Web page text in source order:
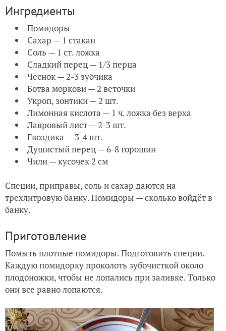
Ингредиенты
Помидоры
Сахар — 1 стакан
Соль — 1 ст. ложка
Сладкий перец — 1/3 перца
Чеснок — 2-3 зубчика
Ботва моркови — 2 веточки
Укроп, зонтики — 2 шт.
Лимонная кислота — 1 ч. ложка без верха
Лавровый лист — 2-3 шт.
Гвоздика — 3-4 шт.
Душистый перец — 6-8 горошин
Чили — кусочек 2 см
Специи, приправы, соль и сахар даются на
трехлитровую банку. Помидоры — сколько войдёт в
банку.
Приготовление
Помыть плотные помидоры. Подготовить специи.
Каждую помидорку проколоть зубочисткой около
плодоножки, чтобы не лопались при заливке. Только
они все равно лопаются.